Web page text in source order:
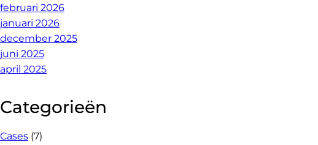
februari 2026
januari 2026
december 2025
juni 2025
april 2025
Categorieën
Cases (7)